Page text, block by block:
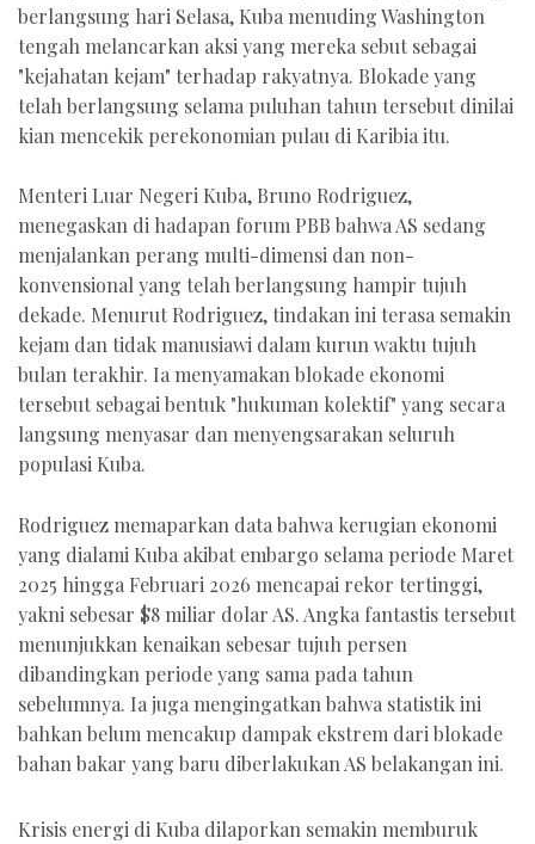
berlangsung hari Selasa, Kuba menuding Washington
tengah melancarkan aksi yang mereka sebut sebagai
"kejahatan kejam" terhadap rakyatnya. Blokade yang
telah berlangsung selama puluhan tahun tersebut dinilai
kian mencekik perekonomian pulau di Karibia itu.
Menteri Luar Negeri Kuba, Bruno Rodriguez,
menegaskan di hadapan forum PBB bahwa AS sedang
menjalankan perang multi-dimensi dan non-
konvensional yang telah berlangsung hampir tujuh
dekade. Menurut Rodriguez, tindakan ini terasa semakin
kejam dan tidak manusiawi dalam kurun waktu tujuh
bulan terakhir. Ia menyamakan blokade ekonomi
tersebut sebagai bentuk "hukuman kolektif" yang secara
langsung menyasar dan menyengsarakan seluruh
populasi Kuba.
Rodriguez memaparkan data bahwa kerugian ekonomi
yang dialami Kuba akibat embargo selama periode Maret
2025 hingga Februari 2026 mencapai rekor tertinggi,
yakni sebesar $8 miliar dolar AS. Angka fantastis tersebut
menunjukkan kenaikan sebesar tujuh persen
dibandingkan periode yang sama pada tahun
sebelumnya. Ia juga mengingatkan bahwa statistik ini
bahkan belum mencakup dampak ekstrem dari blokade
bahan bakar yang baru diberlakukan AS belakangan ini.
Krisis energi di Kuba dilaporkan semakin memburuk